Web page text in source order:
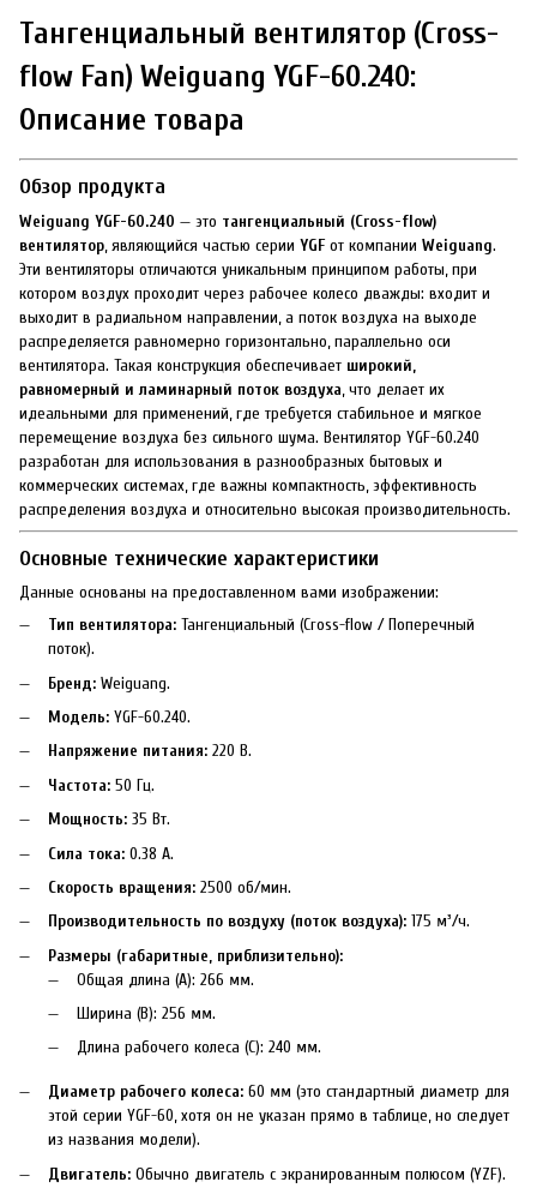
Тангенциальный вентилятор (Cross-
flow Fan) Weiguang YGF-60.240:
Описание товара
Обзор продукта
Weiguang YGF-60.240 — это тангенциальный (Cross-flow)
вентилятор, являющийся частью серии YGFот компании Weiguang.
Эти вентиляторы отличаются уникальным принципом работы, при
котором воздух проходит через рабочее колесо дважды: входит и
выходит в радиальном направлении, а поток воздуха на выходе
распределяется равномерно горизонтально, параллельно оси
вентилятора. Такая конструкция обеспечивает широкий,
равномерный и ламинарный поток воздуха, что делает их
идеальными для применений, где требуется стабильное и мягкое
перемещение воздуха без сильного шума. Вентилятор YGF-60.240
разработан для использования в разнообразных бытовых и
коммерческих системах, где важны компактность, эффективность
распределения воздуха и относительно высокая производительность.
Основные технические характеристики
Данные основаны на предоставленном вами изображении:
Тип вентилятора: Тангенциальный (Cross-flow / Поперечный
поток).
Бренд: Weiguang.
Модель: YGF-60.240.
Напряжение питания: 220 В.
Частота: 50 Гц.
Мощность: 35 Вт.
Сила тока: 0.38 А.
Скорость вращения: 2500 об/мин.
Производительность по воздуху (поток воздуха): 175 м³/ч.
Размеры (габаритные, приблизительно):
Общая длина (A): 266 мм.
Ширина (B): 256 мм.
Длина рабочего колеса (C): 240 мм.
Диаметр рабочего колеса: 60 мм (это стандартный диаметр для
этой серии YGF-60, хотя он не указан прямо в таблице, но следует
из названия модели).
Двигатель: Обычно двигатель с экранированным полюсом (YZF).